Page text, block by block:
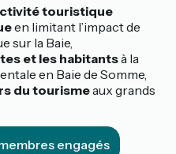
touristique
en limitant l’impact de
sur la Baie,
et les habitantsà la
en Baie de Somme,
du tourismeaux grands
engagés